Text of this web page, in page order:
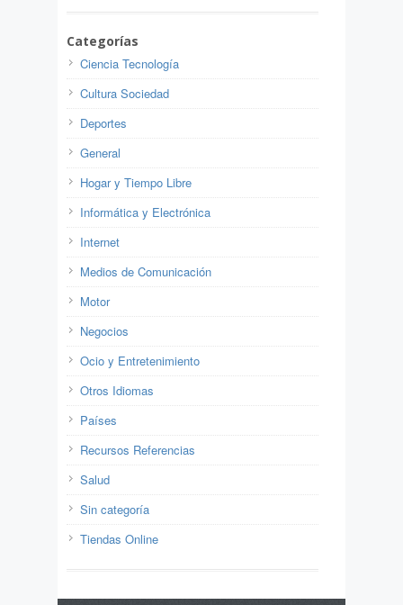
Categorías
Ciencia Tecnología
Cultura Sociedad
Deportes
General
Hogar y Tiempo Libre
Informática y Electrónica
Internet
Medios de Comunicación
Motor
Negocios
Ocio y Entretenimiento
Otros Idiomas
Países
Recursos Referencias
Salud
Sin categoría
Tiendas Online